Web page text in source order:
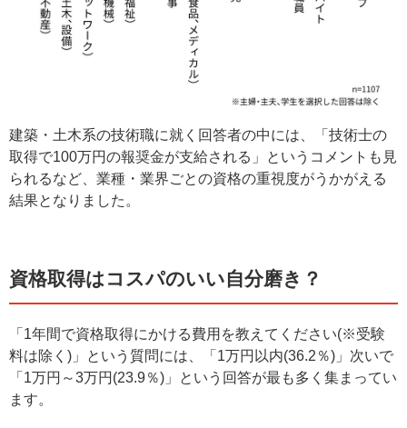
建築・土木系の技術職に就く回答者の中には、「技術士の
取得で100万円の報奨金が支給される」というコメントも見
られるなど、業種・業界ごとの資格の重視度がうかがえる
結果となりました。
資格取得はコスパのいい自分磨き？
「1年間で資格取得にかける費用を教えてください(※受験
料は除く)」という質問には、「1万円以内(36.2％)」次いで
「1万円～3万円(23.9％)」という回答が最も多く集まってい
ます。